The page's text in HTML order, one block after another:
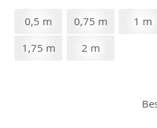
0,5 m 0,75 m 1 m
1,75 m
2 m